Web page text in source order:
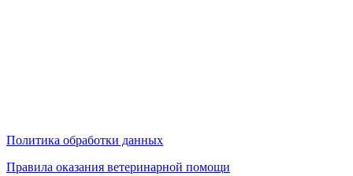
Политика обработки данных
Правила оказания ветеринарной помощи